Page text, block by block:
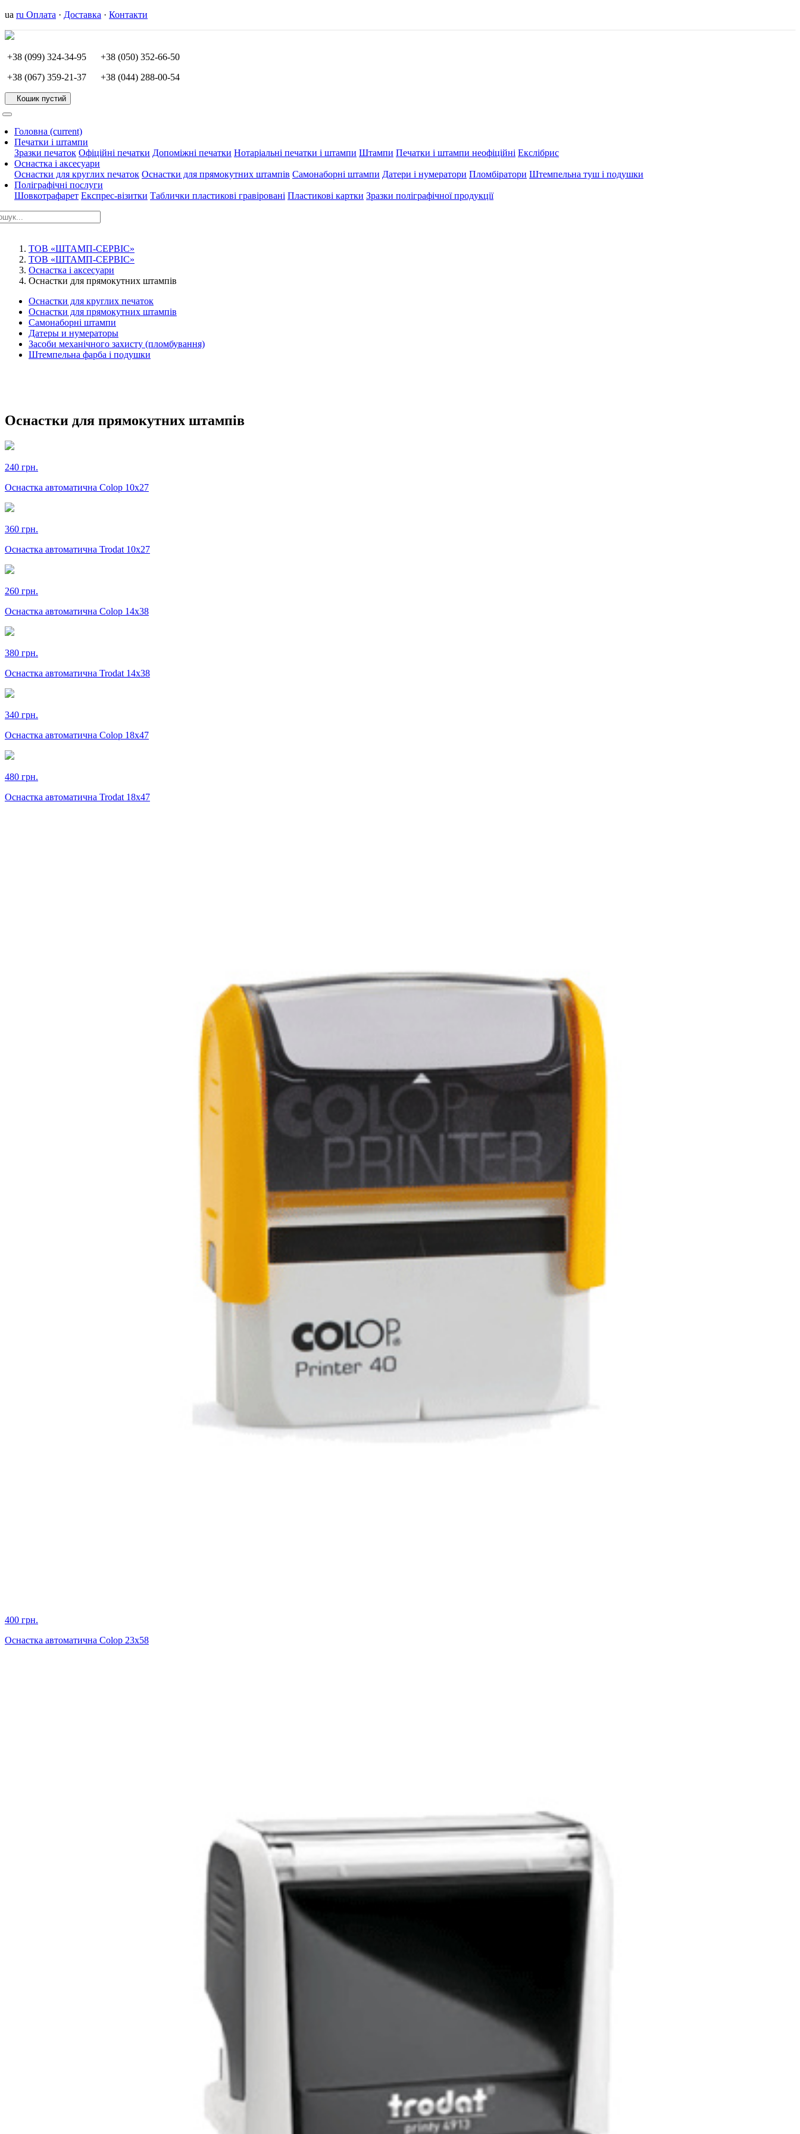
ua ru Оплата · Доставка · Контакти
+38 (099) 324-34-95
+38 (050) 352-66-50
+38 (067) 359-21-37
+38 (044) 288-00-54
Кошик пустий
Головна (current)
Печатки і штампи
Зразки печаток Офіційні печатки Допоміжні печатки Нотаріальні печатки і штампи Штампи Печатки і штампи неофіційні Екслібрис
Оснастка і аксесуари
Оснастки для круглих печаток Оснастки для прямокутних штампів Самонаборні штампи Датери і нумератори Пломбіратори Штемпельна туш і подушки
Поліграфічні послуги
Шовкотрафарет Експрес-візитки Таблички пластикові гравіровані Пластикові картки Зразки поліграфічної продукції
ТОВ «ШТАМП-СЕРВІС»
ТОВ «ШТАМП-СЕРВІС»
Оснастка і аксесуари
Оснастки для прямокутних штампів
Оснастки для круглих печаток
Оснастки для прямокутних штампів
Самонаборні штампи
Датеры и нумераторы
Засоби механічного захисту (пломбування)
Штемпельна фарба і подушки
Оснастки для прямокутних штампів
240 грн.
Оснастка автоматична Colop 10х27
360 грн.
Оснастка автоматична Trodat 10х27
260 грн.
Оснастка автоматична Colop 14х38
380 грн.
Оснастка автоматична Trodat 14х38
340 грн.
Оснастка автоматична Colop 18х47
480 грн.
Оснастка автоматична Trodat 18х47
400 грн.
Оснастка автоматична Colop 23х58